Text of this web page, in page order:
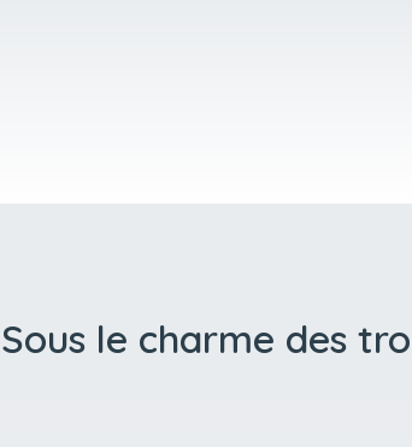
Sous le charme des